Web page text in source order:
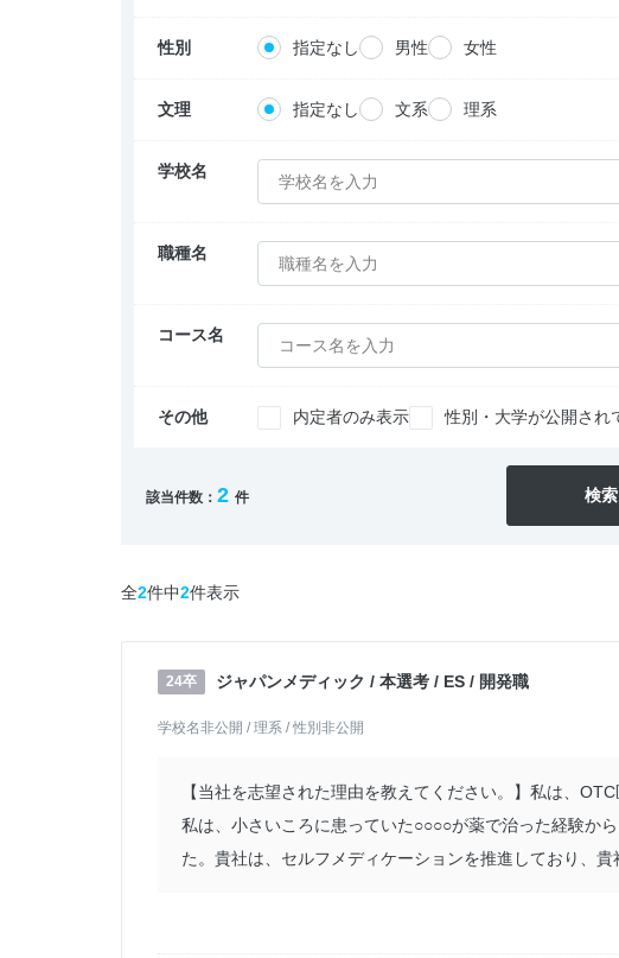
性別 指定なし 男性 女性
文理 指定なし 文系 理系
学校名
学校名を入力
職種名
職種名を入力
コース名
コース名を入力
その他 内定者のみ表示 性別・大学が公開され
該当件数： 2 件 検索
全2件中2件表示
24卒 ジャパンメディック / 本選考 / ES / 開発職
学校名非公開 / 理系 / 性別非公開
【当社を志望された理由を教えてください。】私は、
私は、小さいころに患っていた○○○○が薬で治った経験か
た。貴社は、セルフメディケーションを推進しており、貴